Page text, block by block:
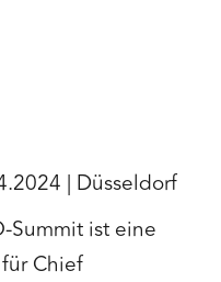
| Düsseldorf
Summit ist eine
Chief